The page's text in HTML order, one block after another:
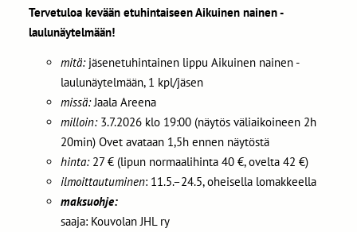
Tervetuloa kevään etuhintaiseen Aikuinen nainen -
laulunäytelmään!
mitä: jäsenetuhintainen lippu Aikuinen nainen -
laulunäytelmään, 1 kpl/jäsen
missä:Jaala Areena
milloin:3.7.2026 klo 19:00 (näytös väliaikoineen 2h
20min) Ovet avataan 1,5h ennen näytöstä
hinta:27 € (lipun normaalihinta 40 €, ovelta 42 €)
ilmoittautuminen: 11.5.–24.5, oheisella lomakkeella
maksuohje:
saaja: Kouvolan JHL ry